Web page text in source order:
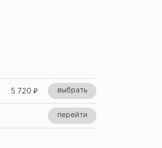
5 720 ₽ выбрать
перейти